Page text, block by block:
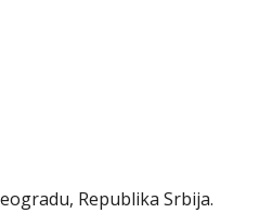
Republika Srbija.